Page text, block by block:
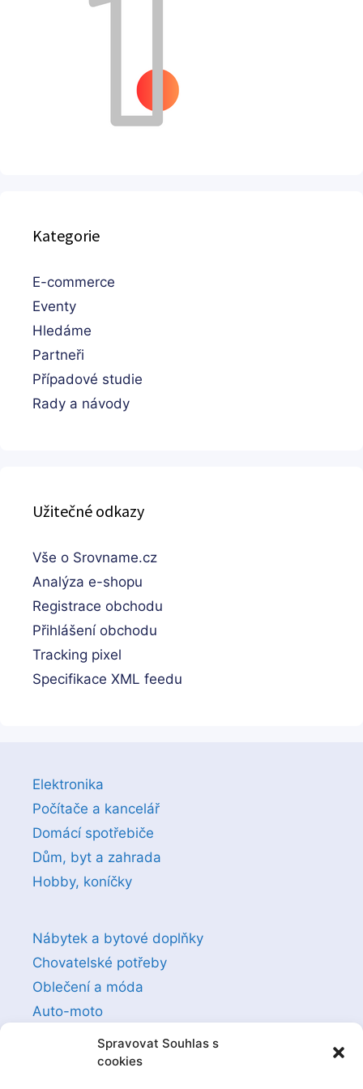
Spravovat Souhlas s
cookies
Kategorie
E-commerce
Eventy
Hledáme
Partneři
Případové studie
Rady a návody
Užitečné odkazy
Vše o Srovname.cz
Analýza e-shopu
Registrace obchodu
Přihlášení obchodu
Tracking pixel
Specifikace XML feedu
Elektronika
Počítače a kancelář
Domácí spotřebiče
Dům, byt a zahrada
Hobby, koníčky
Nábytek a bytové doplňky
Chovatelské potřeby
Oblečení a móda
Auto-moto
Sexuální a erotické pomůcky